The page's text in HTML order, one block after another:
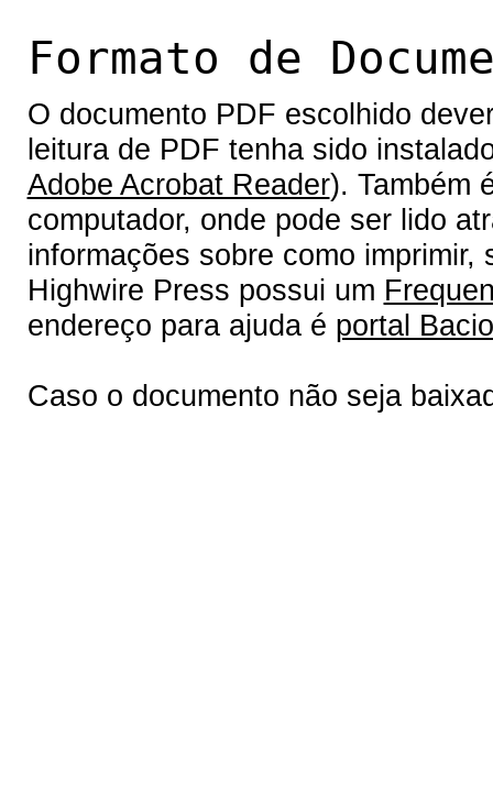
Formato de
O documento PDF escolhido
leitura de PDF tenha sido
Adobe Acrobat Reader). Também
computador, onde pode ser lido
informações sobre como
Highwire Press possui um
endereço para ajuda é portal
Caso o documento não seja